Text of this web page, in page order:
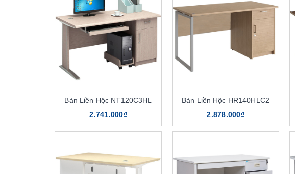
Bàn Liền Hộc NT120C3HL
2.741.000₫
Bàn Liền Hộc HR140HLC2
2.878.000₫